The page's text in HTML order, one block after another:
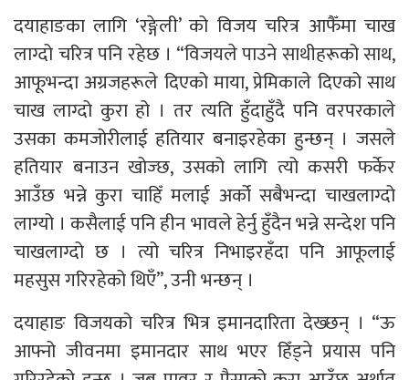
दयाहाङका लागि ‘रङ्गेली’ को विजय चरित्र आफैँमा चाख
लाग्दो चरित्र पनि रहेछ । “विजयले पाउने साथीहरूको साथ,
आफूभन्दा अग्रजहरूले दिएको माया, प्रेमिकाले दिएको साथ
चाख लाग्दो कुरा हो । तर त्यति हुँदाहुँदै पनि वरपरकाले
उसका कमजोरीलाई हतियार बनाइरहेका हुन्छन् । जसले
हतियार बनाउन खोज्छ, उसको लागि त्यो कसरी फर्केर
आउँछ भन्ने कुरा चाहिँ मलाई अर्को सबैभन्दा चाखलाग्दो
लाग्यो । कसैलाई पनि हीन भावले हेर्नु हुँदैन भन्ने सन्देश पनि
चाखलाग्दो छ । त्यो चरित्र निभाइरहँदा पनि आफूलाई
महसुस गरिरहेको थिएँ”, उनी भन्छन् ।
दयाहाङ विजयको चरित्र भित्र इमानदारिता देख्छन् । “ऊ
आफ्नो जीवनमा इमानदार साथ भएर हिँड्ने प्रयास पनि